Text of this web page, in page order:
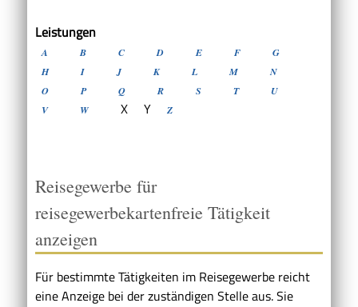
Leistungen
A B C D E F
G
H
I J K L M
N
O
P Q R S T
U
V
W X Y Z
Reisegewerbe für
reisegewerbekartenfreie Tätigkeit
anzeigen
Für bestimmte Tätigkeiten im Reisegewerbe reicht
eine Anzeige bei der zuständigen Stelle aus. Sie